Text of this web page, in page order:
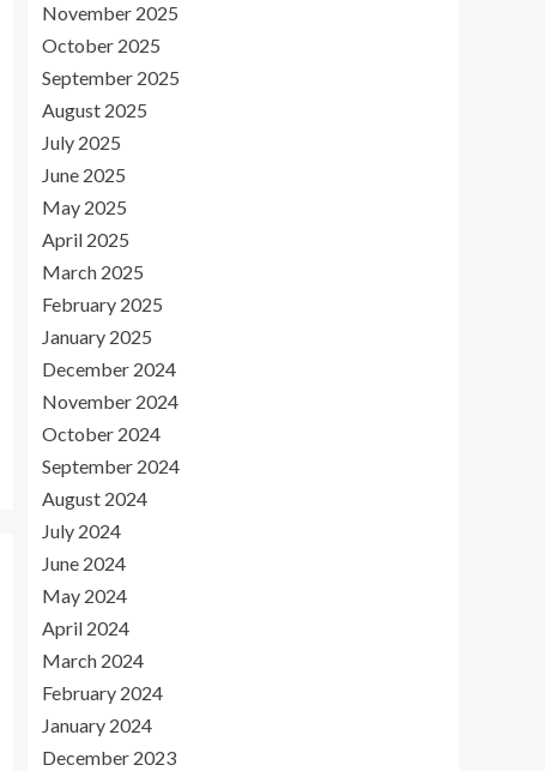
November 2025
October 2025
September 2025
August 2025
July 2025
June 2025
May 2025
April 2025
March 2025
February 2025
January 2025
December 2024
November 2024
October 2024
September 2024
August 2024
July 2024
June 2024
May 2024
April 2024
March 2024
February 2024
January 2024
December 2023